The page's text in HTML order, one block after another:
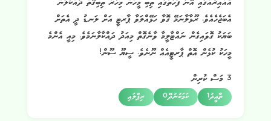
އެއްއިރެއްގައި އޭނަ ފަހަތުގައި ތިބި މީހުން މިހާރު ތިބިގޮތް ދައްކާލަން
އެބަޖެހެއެވެ. ރޫޅާލާނަމޭ ގޮވާ ހަޅޭއްލަވާ ޕާރޓީ އަށް ލަނޑު ދީ އެތަށް
ބަޔަކު ގޮވައިގެން ނައްޓާލީމާ ވާނެގޮތް މިއަދު ދައްކާލާނަމެވެ. މިއީ އެންމެ
މީހަކު ކުޅެން އޮތް ޕާރޓީއެއް ނޫނެވެ. ސީޔޫ ސޫން!
3 މަސް ކުރިން
1ތާއީދު 0ކަމަކުނުދޭ ރިޕްލައި